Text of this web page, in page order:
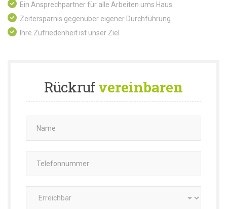
Ein Ansprechpartner für alle Arbeiten ums Haus
Zeitersparnis gegenüber eigener Durchführung
Ihre Zufriedenheit ist unser Ziel
Rückrufvereinbaren